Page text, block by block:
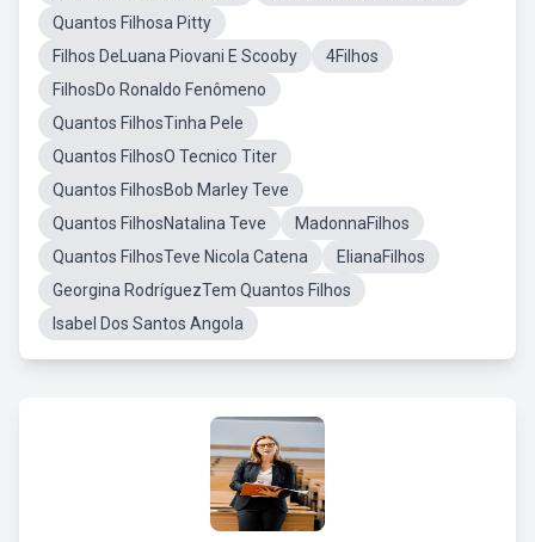
Quantos Filhosa Pitty
Filhos DeLuana Piovani E Scooby
4Filhos
FilhosDo Ronaldo Fenômeno
Quantos FilhosTinha Pele
Quantos FilhosO Tecnico Titer
Quantos FilhosBob Marley Teve
Quantos FilhosNatalina Teve
MadonnaFilhos
Quantos FilhosTeve Nicola Catena
ElianaFilhos
Georgina RodríguezTem Quantos Filhos
Isabel Dos Santos Angola